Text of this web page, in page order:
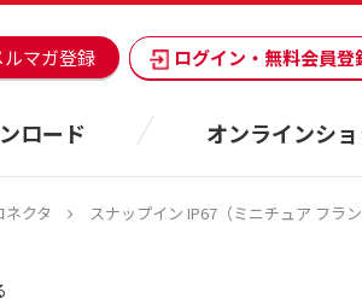
ルマガ登録 ログイン・無料会員登
ロード オンラインシ
クタ スナップイン IP67（ミニチュア フラ